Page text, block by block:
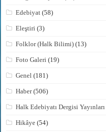
Edebiyat (58)
Eleştiri (3)
Folklor (Halk Bilimi) (13)
Foto Galeri (19)
Genel (181)
Haber(506)
Halk Edebiyatı Dergisi Yayınları
Hikâye (54)